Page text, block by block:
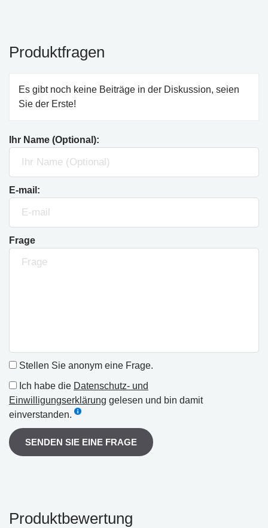
Produktfragen
Es gibt noch keine Beiträge in der Diskussion, seien
Sie der Erste!
Ihr Name (Optional):
E-mail:
Frage
Stellen Sie anonym eine Frage.
Ich habe die Datenschutz- und
Einwilligungserklärung gelesen und bin damit
einverstanden.
SENDEN SIE EINE FRAGE
Produktbewertung